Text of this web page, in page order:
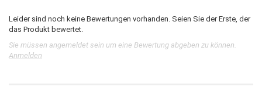
Leider sind noch keine Bewertungen vorhanden. Seien Sie der Erste, der
das Produkt bewertet.
Sie müssen angemeldet sein um eine Bewertung abgeben zu können.
Anmelden